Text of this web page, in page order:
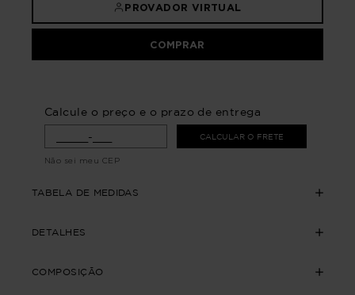
PROVADOR VIRTUAL
COMPRAR
Calcule o preço e o prazo de entrega
CALCULAR O FRETE
Não sei meu CEP
TABELA DE MEDIDAS
DETALHES
COMPOSIÇÃO